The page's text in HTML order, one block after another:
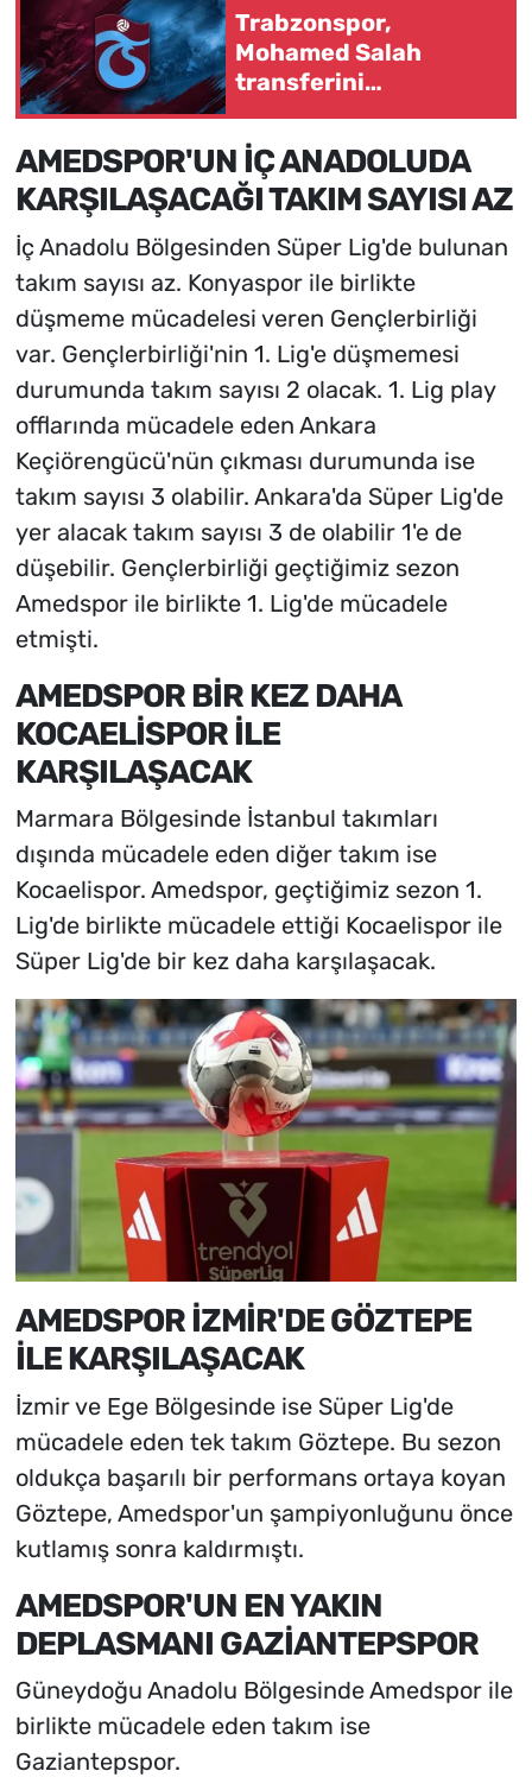
Trabzonspor,
Mohamed Salah
transferini
resmileştirdi
AMEDSPOR'UN İÇ ANADOLUDA
KARŞILAŞACAĞI TAKIM SAYISI AZ
İç Anadolu Bölgesinden Süper Lig'de bulunan
takım sayısı az. Konyaspor ile birlikte
düşmeme mücadelesi veren Gençlerbirliği
var. Gençlerbirliği'nin 1. Lig'e düşmemesi
durumunda takım sayısı 2 olacak. 1. Lig play
offlarında mücadele eden Ankara
Keçiörengücü'nün çıkması durumunda ise
takım sayısı 3 olabilir. Ankara'da Süper Lig'de
yer alacak takım sayısı 3 de olabilir 1'e de
düşebilir. Gençlerbirliği geçtiğimiz sezon
Amedspor ile birlikte 1. Lig'de mücadele
etmişti.
AMEDSPOR BİR KEZ DAHA
KOCAELİSPOR İLE
KARŞILAŞACAK
Marmara Bölgesinde İstanbul takımları
dışında mücadele eden diğer takım ise
Kocaelispor. Amedspor, geçtiğimiz sezon 1.
Lig'de birlikte mücadele ettiği Kocaelispor ile
Süper Lig'de bir kez daha karşılaşacak.
AMEDSPOR İZMİR'DE GÖZTEPE
İLE KARŞILAŞACAK
İzmir ve Ege Bölgesinde ise Süper Lig'de
mücadele eden tek takım Göztepe. Bu sezon
oldukça başarılı bir performans ortaya koyan
Göztepe, Amedspor'un şampiyonluğunu önce
kutlamış sonra kaldırmıştı.
AMEDSPOR'UN EN YAKIN
DEPLASMANI GAZİANTEPSPOR
Güneydoğu Anadolu Bölgesinde Amedspor ile
birlikte mücadele eden takım ise
Gaziantepspor.